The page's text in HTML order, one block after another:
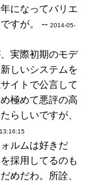
になってバリエ
すが。 -- 2014-05-
実際初期のモデ
しいシステムを
イトで公言して
極めて悪評の高
らしいですが、
ルムは好きだ
採用してるのも
めだわ。所詮、